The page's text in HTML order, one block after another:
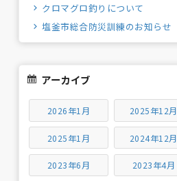
クロマグロ釣りについて
塩釜市総合防災訓練のお知らせ
アーカイブ
2026年1月 2025年12月
2025年1月 2024年12月
2023年6月 2023年4月